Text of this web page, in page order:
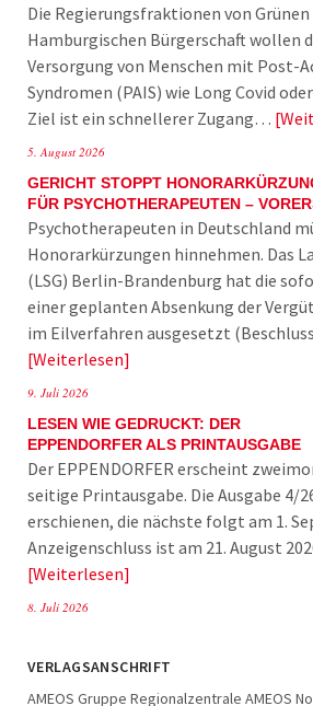
Die Regierungsfraktionen von Grünen
Hamburgischen Bürgerschaft wollen
Versorgung von Menschen mit Post-
Syndromen (PAIS) wie Long Covid
Ziel ist ein schnellerer Zugang…
5. August 2026
GERICHT STOPPT
FÜR PSYCHOTHERAPEUTEN –
Psychotherapeuten in Deutschland
Honorarkürzungen hinnehmen. Das
(LSG) Berlin-Brandenburg hat die
einer geplanten Absenkung der
im Eilverfahren ausgesetzt
Weiterlesen
9. Juli 2026
LESEN WIE GEDRUCKT: DER
EPPENDORFER ALS PRINTAUSGABE
Der EPPENDORFER erscheint
seitige Printausgabe. Die Ausgabe 4/
erschienen, die nächste folgt am 1.
Anzeigenschluss ist am 21. August
Weiterlesen
8. Juli 2026
VERLAGSANSCHRIFT
AMEOS Gruppe Regionalzentrale AMEOS